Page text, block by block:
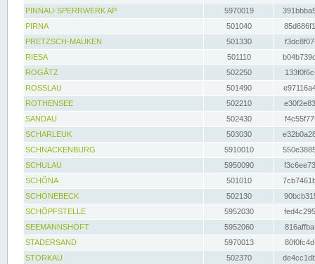
PINNAU-SPERRWERK AP
5970019
PIRNA
501040
PRETZSCH-MAUKEN
501330
RIESA
501110
ROGÄTZ
502250
ROSSLAU
501490
ROTHENSEE
502210
SANDAU
502430
SCHARLEUK
503030
SCHNACKENBURG
5910010
SCHULAU
5950090
SCHÖNA
501010
SCHÖNEBECK
502130
SCHÖPFSTELLE
5952030
SEEMANNSHÖFT
5952060
STADERSAND
5970013
STORKAU
502370